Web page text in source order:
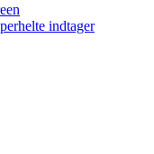
indtager